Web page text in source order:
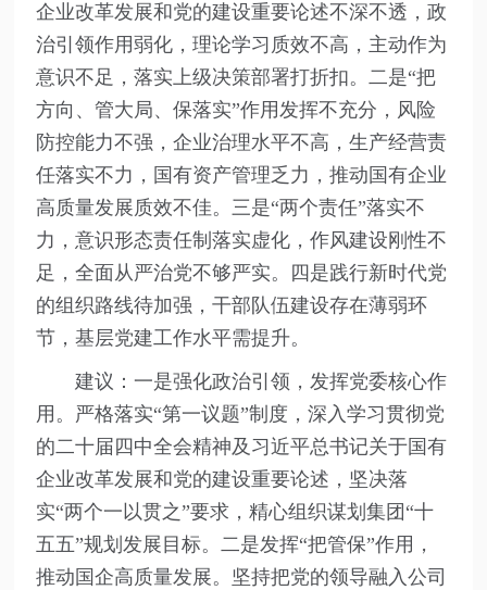
企业改革发展和党的建设重要论述不深不透，政
治引领作用弱化，理论学习质效不高，主动作为
意识不足，落实上级决策部署打折扣。二是“把
方向、管大局、保落实”作用发挥不充分，风险
防控能力不强，企业治理水平不高，生产经营责
任落实不力，国有资产管理乏力，推动国有企业
高质量发展质效不佳。三是“两个责任”落实不
力，意识形态责任制落实虚化，作风建设刚性不
足，全面从严治党不够严实。四是践行新时代党
的组织路线待加强，干部队伍建设存在薄弱环
节，基层党建工作水平需提升。
建议：一是强化政治引领，发挥党委核心作
用。严格落实“第一议题”制度，深入学习贯彻党
的二十届四中全会精神及习近平总书记关于国有
企业改革发展和党的建设重要论述，坚决落
实“两个一以贯之”要求，精心组织谋划集团“十
五五”规划发展目标。二是发挥“把管保”作用，
推动国企高质量发展。坚持把党的领导融入公司